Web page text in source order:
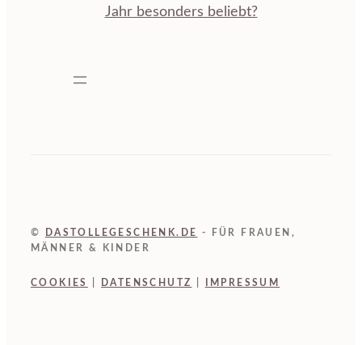
Jahr besonders beliebt?
© DASTOLLEGESCHENK.DE
- FÜR FRAUEN,
MÄNNER & KINDER
COOKIES DATENSCHUTZ IMPRESSUM